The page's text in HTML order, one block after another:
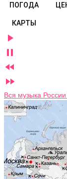
ПОГОДА
КАРТЫ




Вся музыка